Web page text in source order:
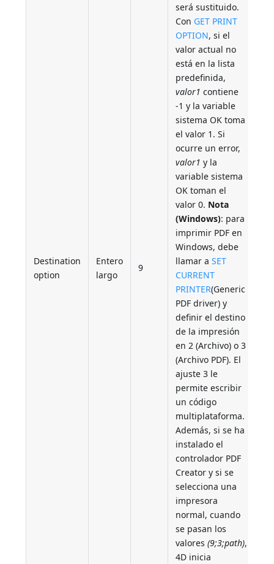
Destination
option
Entero
largo
9
será sustituido.
Con GET PRINT
OPTION, si el
valor actual no
está en la lista
predefinida,
valor1 contiene
-1 y la variable
sistema OK toma
el valor 1. Si
ocurre un error,
valor1 y la
variable sistema
OK toman el
valor 0. Nota
(Windows): para
imprimir PDF en
Windows, debe
llamar aSET
CURRENT
PRINTER(Generic
PDF driver) y
definir el destino
de la impresión
en 2 (Archivo) o 3
(Archivo PDF). El
ajuste 3 le
permite escribir
un código
multiplataforma.
Además, si se ha
instalado el
controlador PDF
Creator y si se
selecciona una
impresora
normal, cuando
se pasan los
valores(9;3;path),
4D inicia